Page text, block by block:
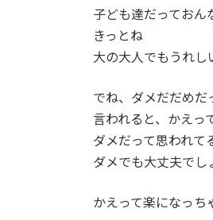
子ども達だっておん
きっとね
大の大人でもうれし
でね、ダメだだめだ
言われると、かえっ
ダメだって思われて
ダメでも大丈夫でし
かえって楽になっち